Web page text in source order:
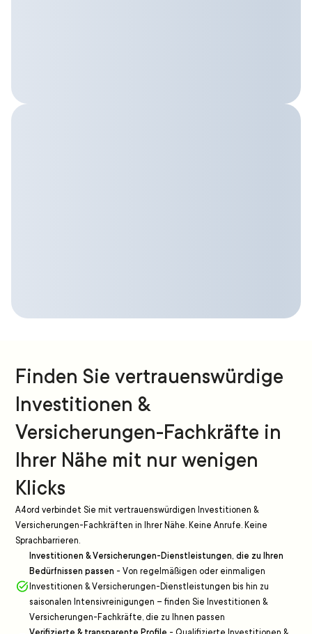
Finden Sie vertrauenswürdige
Investitionen &
Versicherungen-Fachkräfte in
Ihrer Nähe mit nur wenigen
Klicks
A4ord verbindet Sie mit vertrauenswürdigen Investitionen &
Versicherungen-Fachkräften in Ihrer Nähe. Keine Anrufe. Keine
Sprachbarrieren.
Investitionen & Versicherungen-Dienstleistungen, die zu Ihren
Bedürfnissen passen - Von regelmäßigen oder einmaligen
Investitionen & Versicherungen-Dienstleistungen bis hin zu
saisonalen Intensivreinigungen – finden Sie Investitionen &
Versicherungen-Fachkräfte, die zu Ihnen passen